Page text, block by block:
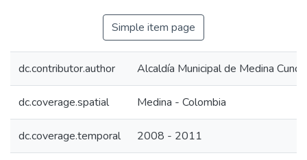
Simple item page
dc.contributor.author Alcaldía Municipal de Medina
dc.coverage.spatial Medina - Colombia
dc.coverage.temporal 2008 - 2011